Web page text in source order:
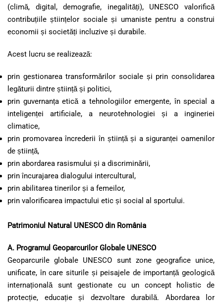
(climă, digital, demografie, inegalități), UNESCO valorifică
contribuțiile științelor sociale și umaniste pentru a construi
economii și societăți incluzive și durabile.
Acest lucru se realizează:
prin gestionarea transformărilor sociale și prin consolidarea
legăturii dintre știință și politici,
prin guvernanța etică a tehnologiilor emergente, în special a
inteligenței artificiale, a neurotehnologiei și a ingineriei
climatice,
prin promovarea încrederii în știință și a siguranței oamenilor
de știință,
prin abordarea rasismului și a discriminării,
prin încurajarea dialogului intercultural,
prin abilitarea tinerilor și a femeilor,
prin valorificarea impactului etic și social al sportului.
Patrimoniul Natural UNESCO din România
A. Programul Geoparcurilor Globale UNESCO
Geoparcurile globale UNESCO sunt zone geografice unice,
unificate, în care siturile și peisajele de importanță geologică
internațională sunt gestionate cu un concept holistic de
protecție, educație și dezvoltare durabilă. Abordarea lor